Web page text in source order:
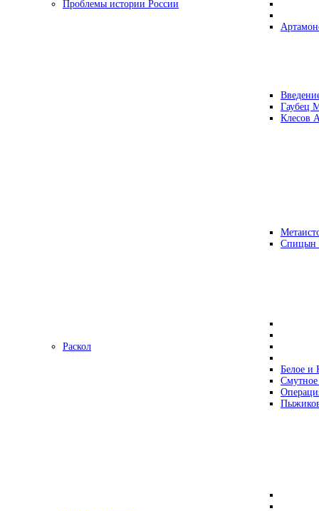
Проблемы истории России
Гаубец
Клесов
Раскол
Белое и